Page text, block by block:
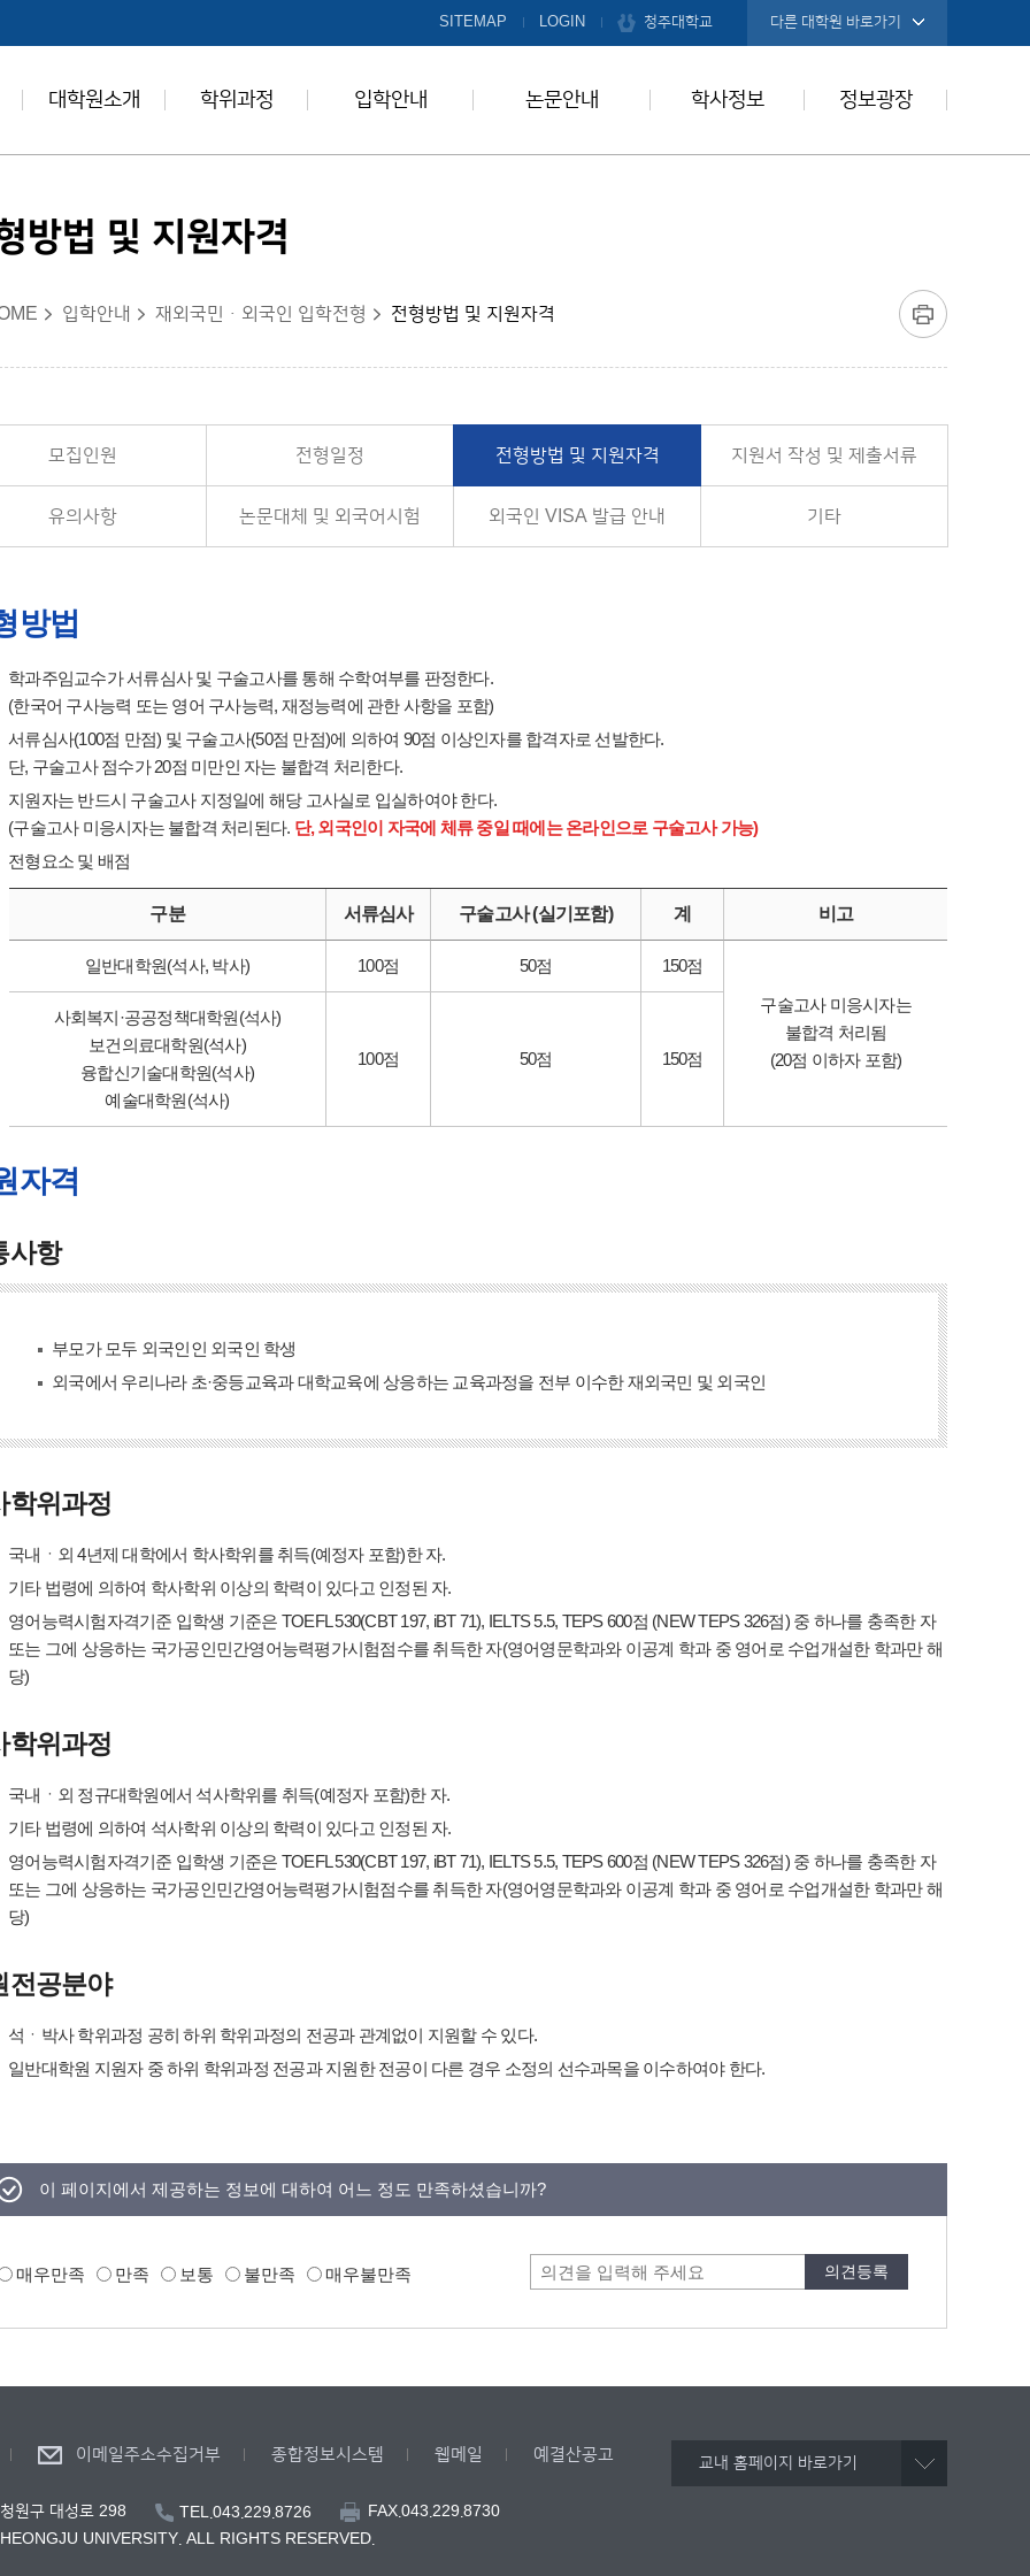
SITEMAP LOGIN 청주대학교 다른 대학원 바로가기
대학원소개 학위과정 입학안내 논문안내 학사정보 정보광장
방법 및 지원자격
입학안내 재외국민ㆍ외국인 입학전형 전형방법 및 지원자격
모집인원 전형일정 전형방법 및 지원자격 지원서 작성 및 제출서류
유의사항 논문대체 및 외국어시험 외국인 VISA 발급 안내 기타
방법
학과주임교수가 서류심사 및 구술고사를 통해 수학여부를 판정한다.
(한국어 구사능력 또는 영어 구사능력, 재정능력에 관한 사항을 포함)
서류심사(100점 만점) 및 구술고사(50점 만점)에 의하여 90점 이상인자를 합격자로 선발한다.
단, 구술고사 점수가 20점 미만인 자는 불합격 처리한다.
지원자는 반드시 구술고사 지정일에 해당 고사실로 입실하여야 한다.
(구술고사 미응시자는 불합격 처리된다. 단, 외국인이 자국에 체류 중일 때에는 온라인으로 구술고사 가능)
전형요소 및 배점
구분 서류심사 구술고사 (실기포함) 계 비고
일반대학원(석사, 박사) 100점 50점
150점
구술고사 미응시자는
불합격 처리됨
(20점 이하자 포함)
사회복지·공공정책대학원(석사)
보건의료대학원(석사)
융합신기술대학원(석사)
예술대학원(석사)
100점 50점 150점
자격
사항
부모가 모두 외국인인 외국인 학생
외국에서 우리나라 초·중등교육과 대학교육에 상응하는 교육과정을 전부 이수한 재외국민 및 외국인
학위과정
국내ㆍ외 4년제 대학에서 학사학위를 취득(예정자 포함)한 자.
기타 법령에 의하여 학사학위 이상의 학력이 있다고 인정된 자.
영어능력시험자격기준 입학생 기준은 TOEFL 530(CBT 197, iBT 71), IELTS 5.5, TEPS 600점 (NEW TEPS 326점) 중 하나를 충족한 자
또는 그에 상응하는 국가공인민간영어능력평가시험점수를 취득한 자(영어영문학과와 이공계 학과 중 영어로 수업개설한 학과만 해
당)
학위과정
국내ㆍ외 정규대학원에서 석사학위를 취득(예정자 포함)한 자.
기타 법령에 의하여 석사학위 이상의 학력이 있다고 인정된 자.
영어능력시험자격기준 입학생 기준은 TOEFL 530(CBT 197, iBT 71), IELTS 5.5, TEPS 600점 (NEW TEPS 326점) 중 하나를 충족한 자
또는 그에 상응하는 국가공인민간영어능력평가시험점수를 취득한 자(영어영문학과와 이공계 학과 중 영어로 수업개설한 학과만 해
당)
전공분야
석ㆍ박사 학위과정 공히 하위 학위과정의 전공과 관계없이 지원할 수 있다.
일반대학원 지원자 중 하위 학위과정 전공과 지원한 전공이 다른 경우 소정의 선수과목을 이수하여야 한다.
이 페이지에서 제공하는 정보에 대하여 어느 정도 만족하셨습니까?
매우만족 만족 보통 불만족 매우불만족
교내 홈페이지 바로가기
이메일주소수집거부 종합정보시스템 웹메일 예결산공고
원구 대성로 298 TEL.043.229.8726
FAX.043.229.8730
UNIVERSITY. ALL RIGHTS RESERVED.